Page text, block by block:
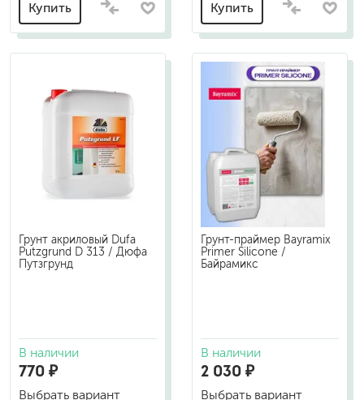
Купить Купить
Грунт акриловый Dufa
Putzgrund D 313 / Дюфа
Путзгрунд
В наличии
770 ₽
Выбрать вариант
Грунт-праймер Bayramix
Primer Silicone /
Байрамикс
В наличии
2 030 ₽
Выбрать вариант